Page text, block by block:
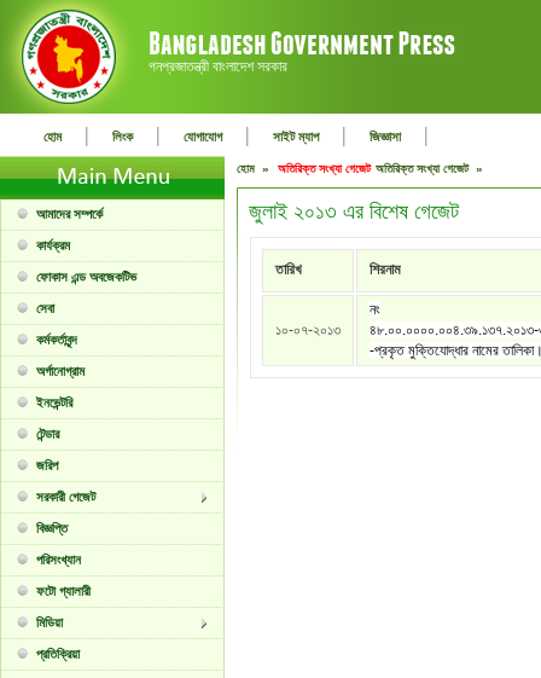
গনপ্রজাতন্ত্রী বাংলাদেশ সরকার
হোম | লিংক | যোগাযোগ | সাইট ম্যাপ | জিজ্ঞাসা |
আমাদের সম্পর্কে
কার্যক্রম
ফোকাস এন্ড অবজেকটিভ
সেবা
কর্মকর্তাবৃন্দ
অর্গানোগ্রাম
ইনভেন্টরি
টেন্ডার
জরিপ
সরকারী গেজেট
বিজ্ঞপ্তি
পরিসংখ্যান
ফটো গ্যালারী
মিডিয়া
প্রতিক্রিয়া
হোম » অতিরিক্ত সংখ্যা গেজেট অতিরিক্ত সংখ্যা গেজেট »
জুলাই ২০১৩ এর বিশেষ গেজেট
তারিখ শিরনাম
১০-০৭-২০১৩
নং
-প্রকৃত মুক্তিযোদ্ধার নামের